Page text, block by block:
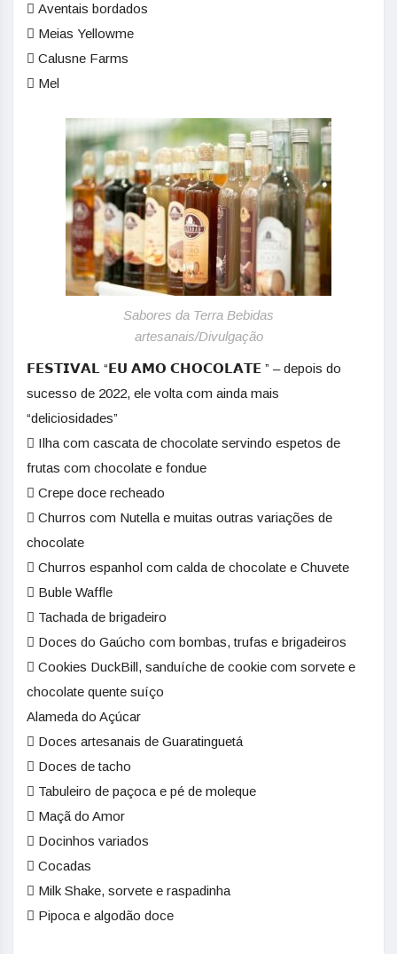
 Aventais bordados
 Meias Yellowme
 Calusne Farms
 Mel
Sabores da Terra Bebidas
artesanais/Divulgação
𝗙𝗘𝗦𝗧𝗜𝗩𝗔𝗟 “𝗘𝗨 𝗔𝗠𝗢 𝗖𝗛𝗢𝗖𝗢𝗟𝗔𝗧𝗘 ” – depois do
sucesso de 2022, ele volta com ainda mais
“deliciosidades”
 Ilha com cascata de chocolate servindo espetos de
frutas com chocolate e fondue
 Crepe doce recheado
 Churros com Nutella e muitas outras variações de
chocolate
 Churros espanhol com calda de chocolate e Chuvete
 Buble Waffle
 Tachada de brigadeiro
 Doces do Gaúcho com bombas, trufas e brigadeiros
 Cookies DuckBill, sanduíche de cookie com sorvete e
chocolate quente suíço
Alameda do Açúcar
 Doces artesanais de Guaratinguetá
 Doces de tacho
 Tabuleiro de paçoca e pé de moleque
 Maçã do Amor
 Docinhos variados
 Cocadas
 Milk Shake, sorvete e raspadinha
 Pipoca e algodão doce